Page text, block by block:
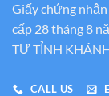
Giấy chứng
cấp 28 tháng 8
TƯ TỈNH
CALL US